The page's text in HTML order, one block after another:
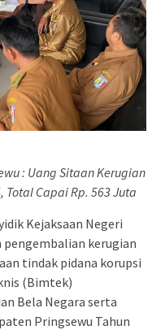
: Uang Sitaan Kerugian
Capai Rp. 563 Juta
Kejaksaan Negeri
kerugian
tindak pidana korupsi
(Bimtek)
Bela Negara serta
Pringsewu Tahun